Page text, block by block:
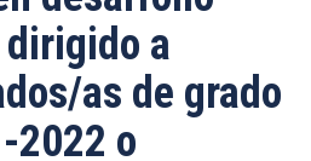
a
as de grado
2022 o